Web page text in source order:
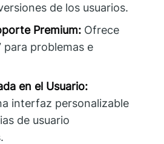
de los usuarios.
Premium: Ofrece
para problemas e
en el Usuario:
interfaz personalizable
de usuario